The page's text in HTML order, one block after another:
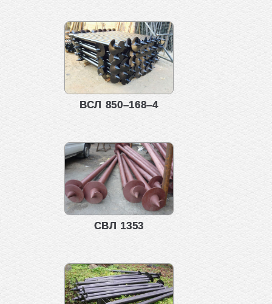
ВСЛ 850–168–4
СВЛ 1353